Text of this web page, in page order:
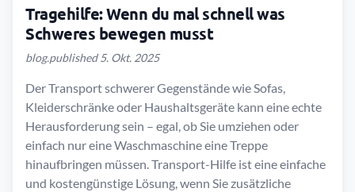
Tragehilfe: Wenn du mal schnell was
Schweres bewegen musst
blog.published 5. Okt. 2025
Der Transport schwerer Gegenstände wie Sofas,
Kleiderschränke oder Haushaltsgeräte kann eine echte
Herausforderung sein – egal, ob Sie umziehen oder
einfach nur eine Waschmaschine eine Treppe
hinaufbringen müssen. Transport-Hilfe ist eine einfache
und kostengünstige Lösung, wenn Sie zusätzliche